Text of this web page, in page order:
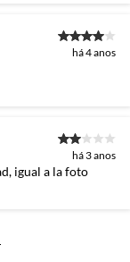
há 4 anos
há 3 anos
igual a la foto